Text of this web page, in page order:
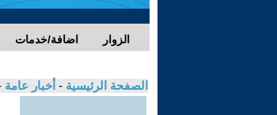
اضافة/خدمات الزوار
الصفحة الرئيسية - أخبار عامة